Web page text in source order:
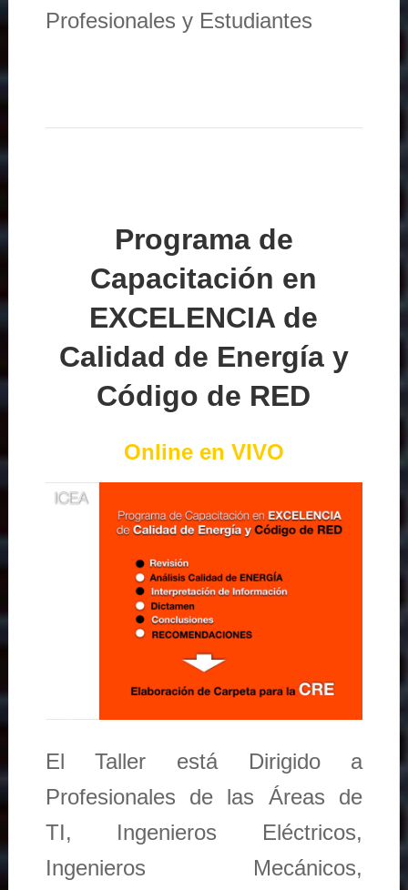
Profesionales y Estudiantes
Programa de
Capacitación en
EXCELENCIA de
Calidad de Energía y
Código de RED
Online en VIVO
El Taller está Dirigido a
Profesionales de las Áreas de
TI, Ingenieros Eléctricos,
Ingenieros Mecánicos,